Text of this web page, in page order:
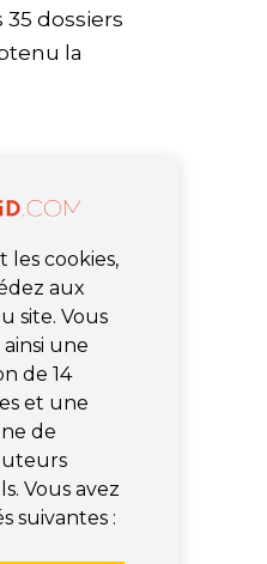
35 dossiers
la
les cookies,
aux
site. Vous
une
de 14
et une
de
Vous avez
suivantes :